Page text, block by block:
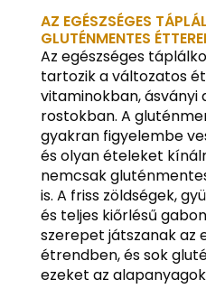
AZ EGÉSZSÉGES
GLUTÉNMENTES
Az egészséges
tartozik a változatos
vitaminokban, ásványi
rostokban. A
gyakran figyelembe
és olyan ételeket
nemcsak
is. A friss zöldségek,
és teljes kiőrlésű
szerepet játszanak az
étrendben, és sok
ezeket az